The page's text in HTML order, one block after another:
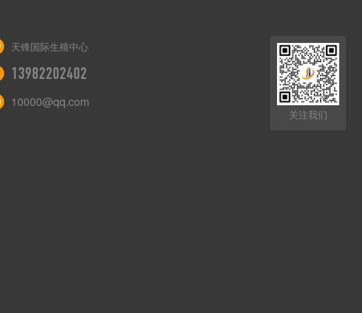
天锋国际生殖中心
13982202402
10000@qq.com
关注我们